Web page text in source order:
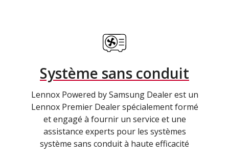
Système sans conduit
Lennox Powered by Samsung Dealer est un
Lennox Premier Dealer spécialement formé
et engagé à fournir un service et une
assistance experts pour les systèmes
système sans conduit à haute efficacité